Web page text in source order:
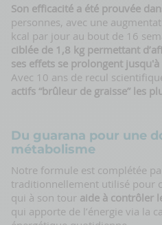
Son efficacité a été prouvée
personnes, avec une
kcal par jour au bout de 16
ciblée de 1,8 kg permettant
ses effets se prolongent
Avec 10 ans de recul
actifs “brûleur de graisse” les
Du guarana pour une
métabolisme
Notre formule est complétée
traditionnellement utilisé pour
qui à son tour aide à contrôler
qui apporte de l’énergie via la